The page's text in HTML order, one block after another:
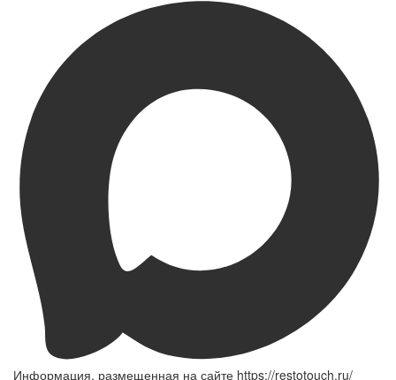
Информация, размещенная на сайте https://restotouch.ru/